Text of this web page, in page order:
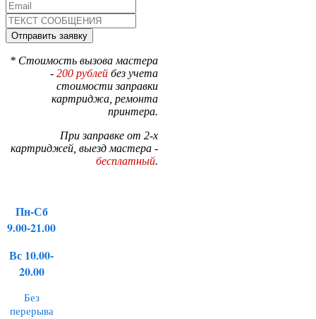
* Стоимость вызова мастера
- 200 рублей без учета
стоимости заправки
картриджа, ремонта
принтера.
При заправке от 2-х
картриджей, выезд мастера -
бесплатный.
Пн-Сб
9.00-21.00
Вс 10.00-
20.00
Без
перерыва